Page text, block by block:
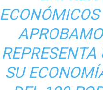
SU